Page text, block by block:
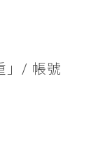
」/ 帳號